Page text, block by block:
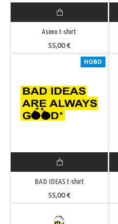
Asimo t-shirt
55,00 €
НОВО
BAD IDEAS t-shirt
55,00 €